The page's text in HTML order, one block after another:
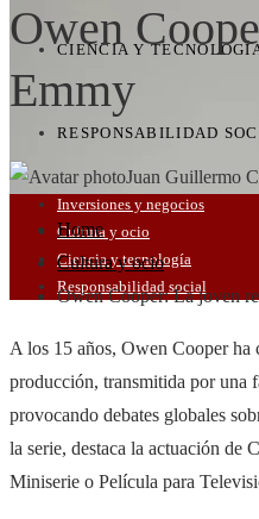
CIENCIA Y
RESPONSABILIDAD
Inversiones y negocios
Cultura y ocio
Ciencia y tecnología
Responsabilidad social
Owen
Emmy
Juan Guillermo
Home
Cultura y ocio
Owen Cooper: La joven
A los 15 años, Owen Cooper ha
producción, transmitida por una
provocando debates globales
la serie, destaca la actuación de
Miniserie o Película para